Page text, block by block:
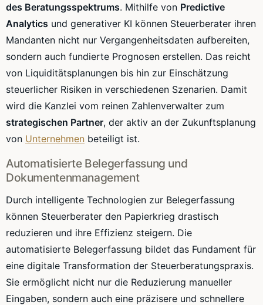
des Beratungsspektrums. Mithilfe von Predictive
Analytics und generativer KI können Steuerberater ihren
Mandanten nicht nur Vergangenheitsdaten aufbereiten,
sondern auch fundierte Prognosen erstellen. Das reicht
von Liquiditätsplanungen bis hin zur Einschätzung
steuerlicher Risiken in verschiedenen Szenarien. Damit
wird die Kanzlei vom reinen Zahlenverwalter zum
strategischen Partner, der aktiv an der Zukunftsplanung
von Unternehmen beteiligt ist.
Automatisierte Belegerfassung und
Dokumentenmanagement
Durch intelligente Technologien zur Belegerfassung
können Steuerberater den Papierkrieg drastisch
reduzieren und ihre Effizienz steigern. Die
automatisierte Belegerfassung bildet das Fundament für
eine digitale Transformation der Steuerberatungspraxis.
Sie ermöglicht nicht nur die Reduzierung manueller
Eingaben, sondern auch eine präzisere und schnellere